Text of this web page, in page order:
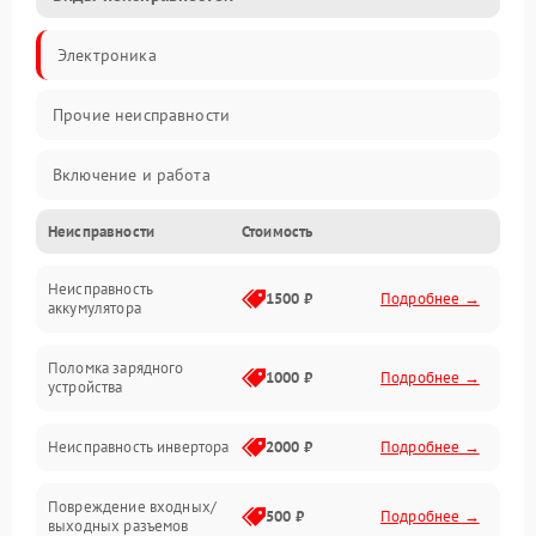
Электроника
Прочие неисправности
Включение и работа
Работа с нагрузкой
Звук и индикация
Неисправности Стоимость
Неисправность
аккумулятора
1500 ₽ Подробнее →
Поломка зарядного
устройства
1000 ₽ Подробнее →
Неисправность инвертора 2000 ₽ Подробнее →
Повреждение входных/
выходных разъемов
500 ₽ Подробнее →